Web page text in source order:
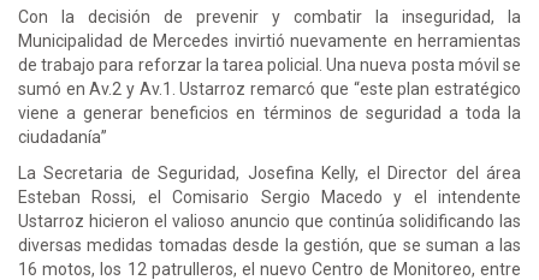
Con la decisión de prevenir y combatir la inseguridad, la
Municipalidad de Mercedes invirtió nuevamente en herramientas
de trabajo para reforzar la tarea policial. Una nueva posta móvil se
sumó en Av.2 y Av.1. Ustarroz remarcó que “este plan estratégico
viene a generar beneficios en términos de seguridad a toda la
ciudadanía”
La Secretaria de Seguridad, Josefina Kelly, el Director del área
Esteban Rossi, el Comisario Sergio Macedo y el intendente
Ustarroz hicieron el valioso anuncio que continúa solidificando las
diversas medidas tomadas desde la gestión, que se suman a las
16 motos, los 12 patrulleros, el nuevo Centro de Monitoreo, entre